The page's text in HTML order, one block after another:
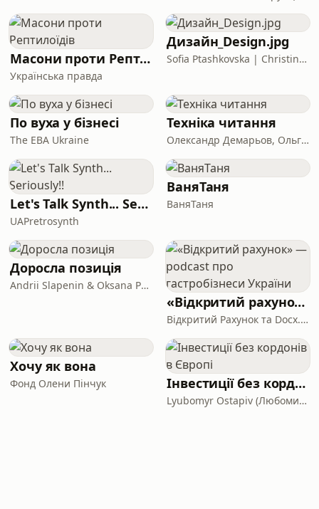
Масони проти Рептилоїдів
Українська правда
Дизайн_Design.jpg
Sofia Ptashkovska | Christina Kuk
По вуха у бізнесі
The EBA Ukraine
Техніка читання
Олександр Демарьов, Ольга Гнатко
Let's Talk Synth... Seriously!!
UAPretrosynth
ВаняТаня
ВаняТаня
Доросла позиція
Andrii Slapenin & Oksana Polonska
«Відкритий рахунок» — podcast про гастробізнеси України
Відкритий Рахунок та Docx.ua
Хочу як вона
Фонд Олени Пінчук Інвестиції без кордонів в Європі
Lyubomyr Ostapiv (Любомир Остапів)